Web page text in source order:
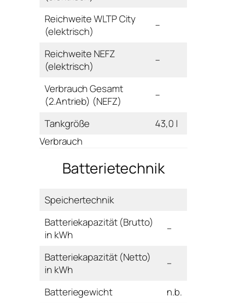
Reichweite WLTP City
(elektrisch)
–
Reichweite NEFZ
(elektrisch)
–
Verbrauch Gesamt
(2.Antrieb) (NEFZ)
–
Tankgröße
43,0 l
Verbrauch
Batterietechnik
Speichertechnik
Batteriekapazität (Brutto)
in kWh
–
Batteriekapazität (Netto)
in kWh
–
Batteriegewicht
n.b.